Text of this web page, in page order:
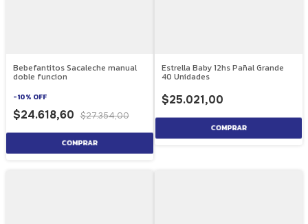
Bebefantitos Sacaleche manual
doble funcion
-10% OFF
$24.618,60 $27.354,00
Estrella Baby 12hs Pañal Grande
40 Unidades
$25.021,00